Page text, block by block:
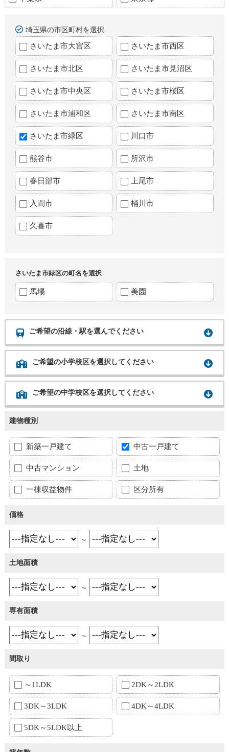
埼玉県の市区町村を選択
さいたま市大宮区 さいたま市西区
さいたま市北区 さいたま市見沼区
さいたま市中央区 さいたま市桜区
さいたま市浦和区 さいたま市南区
さいたま市緑区 川口市
熊谷市 所沢市
春日部市 上尾市
入間市 桶川市
久喜市
さいたま市緑区の町名を選択
馬場 美園
ご希望の沿線・駅を選んでください
ご希望の小学校区を選択してください
ご希望の中学校区を選択してください
建物種別
新築一戸建て 中古一戸建て
中古マンション 土地
一棟収益物件 区分所有
価格
～
土地面積
～
専有面積
～
間取り
～1LDK 2DK～2LDK
3DK～3LDK 4DK～4LDK
5DK～5LDK以上